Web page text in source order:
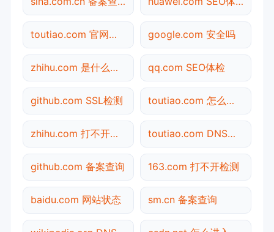
toutiao.com 官网入口 google.com 安全吗
zhihu.com 是什么网站 qq.com SEO体检
github.com SSL检测 toutiao.com 怎么进入
zhihu.com 打不开检测 toutiao.com DNS解析
github.com 备案查询 163.com 打不开检测
baidu.com 网站状态 sm.cn 备案查询